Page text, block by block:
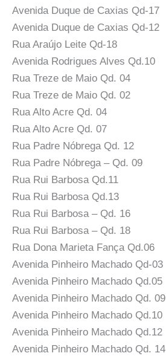
Avenida Duque de Caxias Qd-17
Avenida Duque de Caxias Qd-12
Rua Araújo Leite Qd-18
Avenida Rodrigues Alves Qd.10
Rua Treze de Maio Qd. 04
Rua Treze de Maio Qd. 02
Rua Alto Acre Qd. 04
Rua Alto Acre Qd. 07
Rua Padre Nóbrega Qd. 12
Rua Padre Nóbrega – Qd. 09
Rua Rui Barbosa Qd.11
Rua Rui Barbosa Qd.13
Rua Rui Barbosa – Qd. 16
Rua Rui Barbosa – Qd. 18
Rua Dona Marieta Fança Qd.06
Avenida Pinheiro Machado Qd-03
Avenida Pinheiro Machado Qd.05
Avenida Pinheiro Machado Qd. 09
Avenida Pinheiro Machado Qd.10
Avenida Pinheiro Machado Qd.12
Avenida Pinheiro Machado Qd. 14